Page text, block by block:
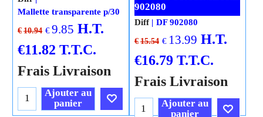
€ 10.94 €9.85 H.T.
€11.82 T.T.C.
Frais Livraison
Mallette transparente p/30
Ajouter au
panier
902080
€ 15.54 € 13.99 H.T.
€16.79 T.T.C.
Frais Livraison
Diff DF 902080
Ajouter au
panier